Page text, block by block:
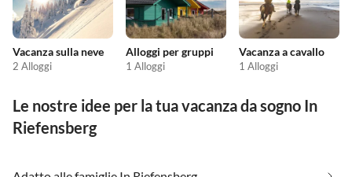
Vacanza sulla neve
2 Alloggi
Alloggi per gruppi
1 Alloggi
Vacanza a cavallo
1 Alloggi
Le nostre idee per la tua vacanza da sogno In
Riefensberg